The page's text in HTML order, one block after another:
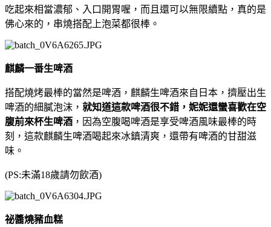
吃起來相當濃郁、入口開胃喔，而且還可以無限續點，真的是
佛心來的，串燒搭配上泡菜都很棒。
麒麟一番生啤酒
搭配燒烤最棒的當然是啤酒，麒麟生啤酒來自日本，擠壓出生
啤酒的細膩泡沫， 就知道這款啤酒很不錯，妮妮還蠻喜歡在空
腹前來杯生啤酒 ，因為空腹喝啤酒是享受啤酒風味最棒的時
刻，這款麒麟生啤酒喝起來冰鎮清爽，還帶有啤酒的甘甜滋
味。
(PS:未滿18歲請勿飲酒)
祕醬燒豬血糕